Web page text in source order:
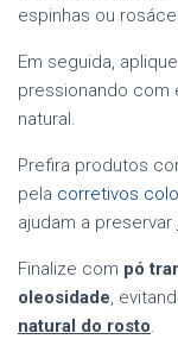
espinhas ou
Em seguida,
pressionando com
natural.
Prefira produtos
pela corretivos
ajudam a preservar
Finalize com pó
oleosidade,
natural do rosto.